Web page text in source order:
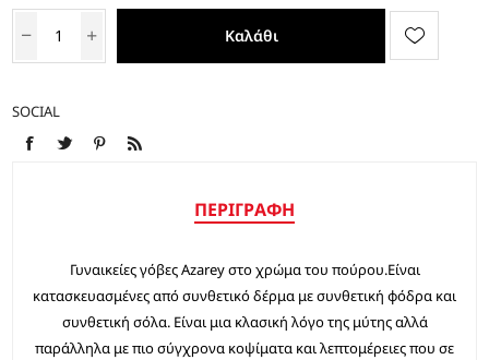
Καλάθι
SOCIAL
ΠΕΡΙΓΡΑΦΉ
Γυναικείες γόβες Azarey στο χρώμα του πούρου.Είναι
κατασκευασμένες από συνθετικό δέρμα με συνθετική φόδρα και
συνθετική σόλα. Είναι μια κλασική λόγο της μύτης αλλά
παράλληλα με πιο σύγχρονα κοψίματα και λεπτομέρειες που σε